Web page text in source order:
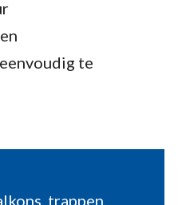
te
trappen,